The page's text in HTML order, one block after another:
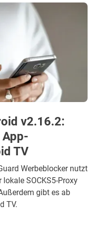
v2.16.2:
TV
Werbeblocker nutzt
SOCKS5-Proxy
gibt es ab
TV.